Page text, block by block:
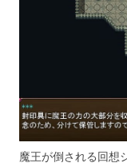
魔王が倒される回想